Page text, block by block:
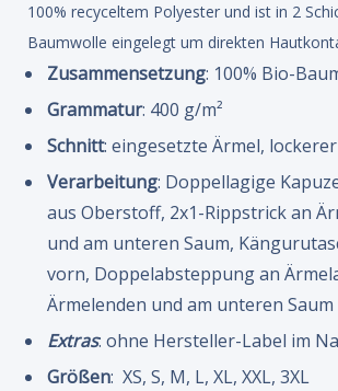
100% recyceltem Polyester und ist in 2
Baumwolle eingelegt um direkten
Zusammensetzung: 100% Bio-
Grammatur: 400 g/m²
Schnitt: eingesetzte Ärmel,
Verarbeitung: Doppellagige
aus Oberstoff, 2x1-Rippstrick an
und am unteren Saum,
vorn, Doppelabsteppung an
Ärmelenden und am unteren Saum
Extras: ohne Hersteller-Label im
Größen: XS, S, M, L, XL, XXL, 3XL